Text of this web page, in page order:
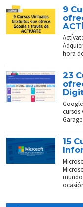
9
hora
23
cursos
15